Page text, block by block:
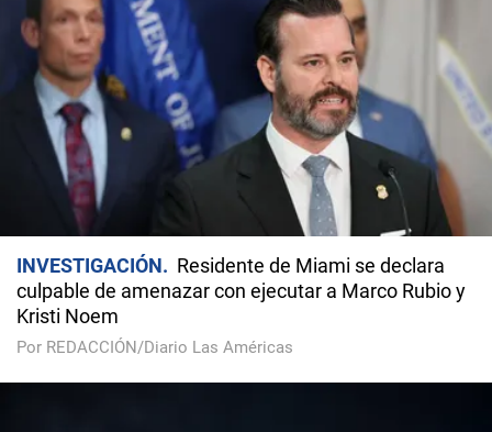
INVESTIGACIÓN
Residente de Miami se declara
culpable de amenazar con ejecutar a Marco Rubio y
Kristi Noem
Por REDACCIÓN/Diario Las Américas